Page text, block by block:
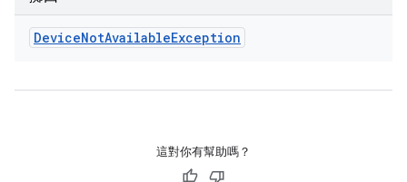
DeviceNotAvailableException
這對你有幫助嗎？